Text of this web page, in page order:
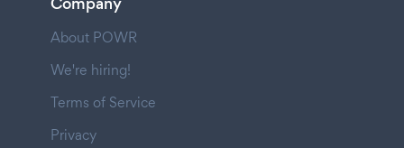
About POWR
We're hiring!
Terms of Service
Privacy